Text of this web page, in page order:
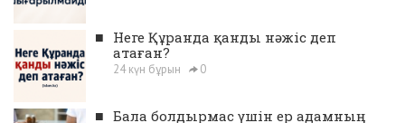
■ Неге Құранда қанды нәжіс деп
атаған?
24 күн бұрын 0
■ Бала болдырмас үшін ер адамның